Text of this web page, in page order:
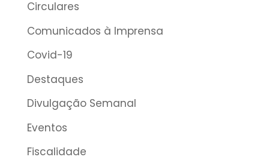
Circulares
Comunicados à Imprensa
Covid-19
Destaques
Divulgação Semanal
Eventos
Fiscalidade